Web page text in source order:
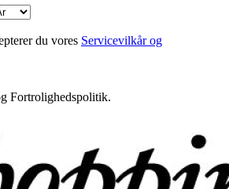
du vores Servicevilkår og
Fortrolighedspolitik.